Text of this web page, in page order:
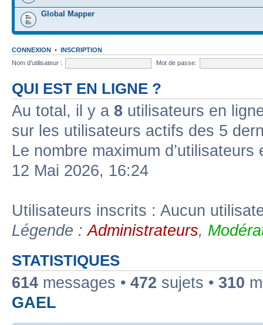
Global Mapper
CONNEXION • INSCRIPTION
Nom d’utilisateur :
Mot de passe:
QUI EST EN LIGNE ?
Au total, il y a 8 utilisateurs en
sur les utilisateurs actifs des 5
Le nombre maximum
12 Mai 2026, 16:24
Utilisateurs inscrits : Aucun
Légende :Administrateurs,
STATISTIQUES
614 messages • 472 sujets • 310
GAEL